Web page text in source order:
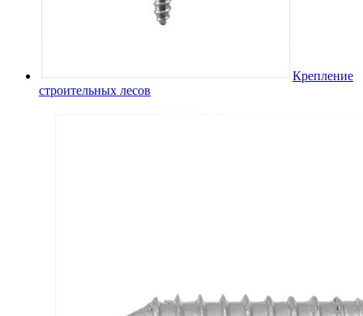
Крепление
строительных лесов